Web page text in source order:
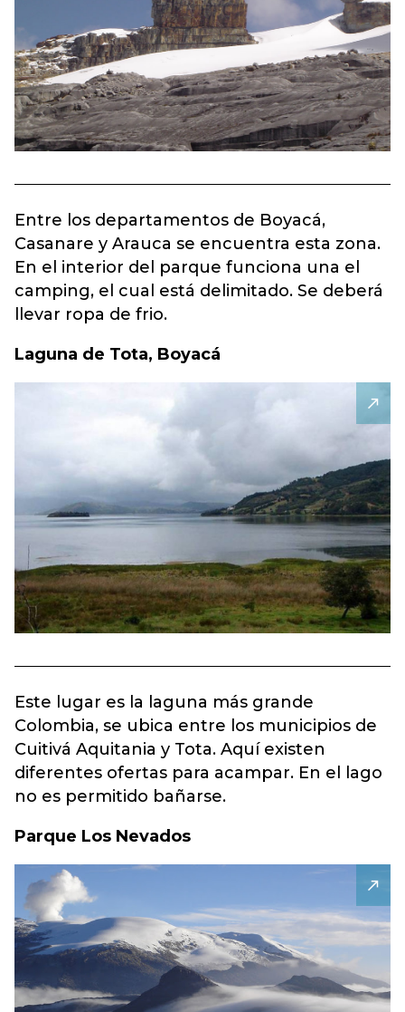
Entre los departamentos de Boyacá,
Casanare y Arauca se encuentra esta zona.
En el interior del parque funciona una el
camping, el cual está delimitado. Se deberá
llevar ropa de frio.
Laguna de Tota, Boyacá
Este lugar es la laguna más grande
Colombia, se ubica entre los municipios de
Cuitivá Aquitania y Tota. Aquí existen
diferentes ofertas para acampar. En el lago
no es permitido bañarse.
Parque Los Nevados